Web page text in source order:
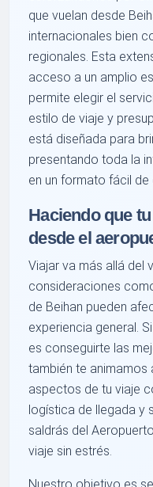
que vuelan desde
internacionales bien
regionales. Esta
acceso a un amplio
permite elegir el
estilo de viaje y
está diseñada para
presentando toda la
en un formato fácil de
Haciendo que
desde el
Viajar va más allá del
consideraciones
de Beihan pueden
experiencia general.
es conseguirte las
también te animamos
aspectos de tu viaje
logística de llegada y
saldrás del
viaje sin estrés.